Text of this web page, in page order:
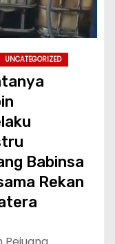
UNCATEGORIZED
Babinsa
Rekan